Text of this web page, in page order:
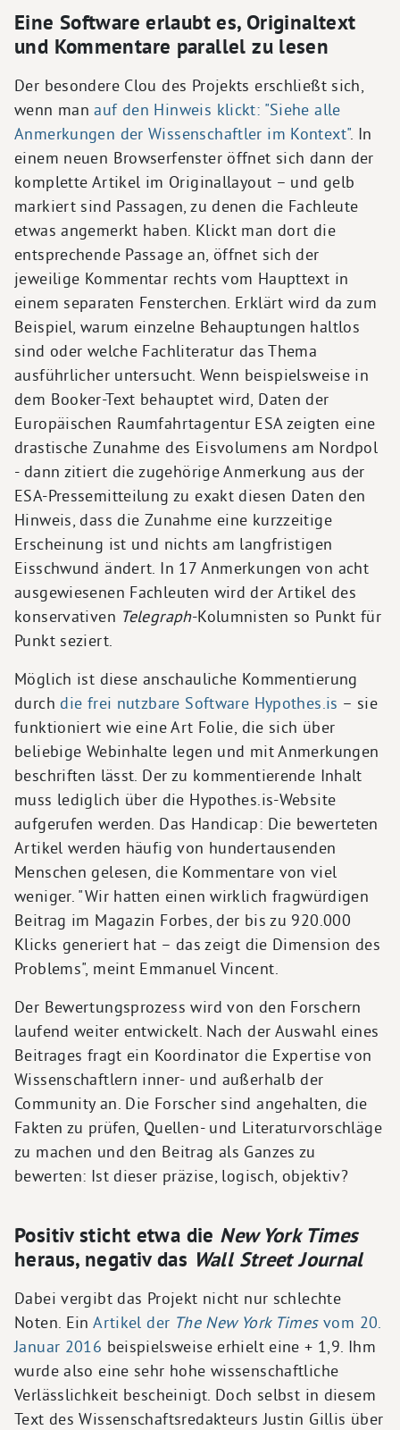
Eine Software erlaubt es, Originaltext
und Kommentare parallel zu lesen
Der besondere Clou des Projekts erschließt sich,
wenn manauf den Hinweis klickt: "Siehe alle
Anmerkungen der Wissenschaftler im Kontext". In
einem neuen Browserfenster öffnet sich dann der
komplette Artikel im Originallayout – und gelb
markiert sind Passagen, zu denen die Fachleute
etwas angemerkt haben. Klickt man dort die
entsprechende Passage an, öffnet sich der
jeweilige Kommentar rechts vom Haupttext in
einem separaten Fensterchen. Erklärt wird da zum
Beispiel, warum einzelne Behauptungen haltlos
sind oder welche Fachliteratur das Thema
ausführlicher untersucht. Wenn beispielsweise in
dem Booker-Text behauptet wird, Daten der
Europäischen Raumfahrtagentur ESA zeigten eine
drastische Zunahme des Eisvolumens am Nordpol
- dann zitiert die zugehörige Anmerkung aus der
ESA-Pressemitteilung zu exakt diesen Daten den
Hinweis, dass die Zunahme eine kurzzeitige
Erscheinung ist und nichts am langfristigen
Eisschwund ändert. In 17 Anmerkungen von acht
ausgewiesenen Fachleuten wird der Artikel des
konservativen Telegraph-Kolumnisten so Punkt für
Punkt seziert.
Möglich ist diese anschauliche Kommentierung
durch die frei nutzbare Software Hypothes.is – sie
funktioniert wie eine Art Folie, die sich über
beliebige Webinhalte legen und mit Anmerkungen
beschriften lässt. Der zu kommentierende Inhalt
muss lediglich über die Hypothes.is-Website
aufgerufen werden. Das Handicap: Die bewerteten
Artikel werden häufig von hundertausenden
Menschen gelesen, die Kommentare von viel
weniger. "Wir hatten einen wirklich fragwürdigen
Beitrag im Magazin Forbes, der bis zu 920.000
Klicks generiert hat – das zeigt die Dimension des
Problems", meint Emmanuel Vincent.
Der Bewertungsprozess wird von den Forschern
laufend weiter entwickelt. Nach der Auswahl eines
Beitrages fragt ein Koordinator die Expertise von
Wissenschaftlern inner- und außerhalb der
Community an. Die Forscher sind angehalten, die
Fakten zu prüfen, Quellen- und Literaturvorschläge
zu machen und den Beitrag als Ganzes zu
bewerten: Ist dieser präzise, logisch, objektiv?
Positiv sticht etwa die New York Times
heraus, negativ das Wall Street Journal
Dabei vergibt das Projekt nicht nur schlechte
Noten. EinArtikel der The New York Timesvom 20.
Januar 2016 beispielsweise erhielt eine + 1,9. Ihm
wurde also eine sehr hohe wissenschaftliche
Verlässlichkeit bescheinigt. Doch selbst in diesem
Text des Wissenschaftsredakteurs Justin Gillis über